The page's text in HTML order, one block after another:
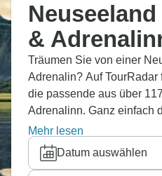
&
Träumen Sie von einer
Adrenalin? Auf
die passende aus über
Adrenalinn. Ganz einfach
Reiseveranstalter finden
Erfahrungsberichten.
Mehr lesen
Datum auswählen